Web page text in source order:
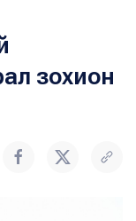
зохион